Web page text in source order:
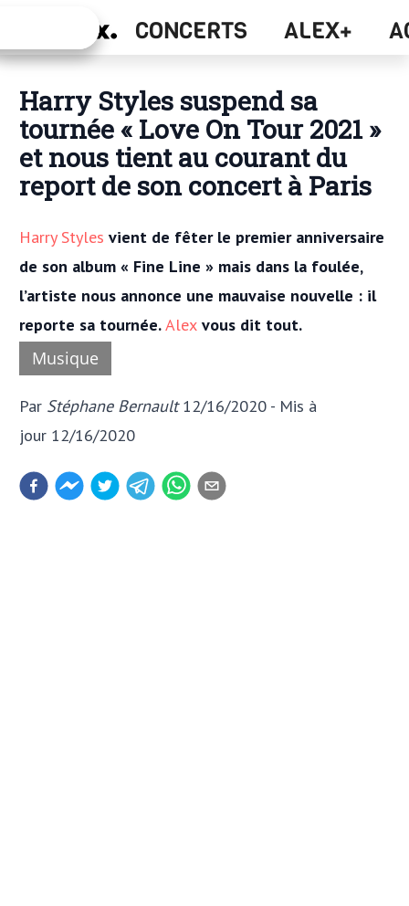
CONCERTS ALEX+
Alex+
Harry Styles suspend sa
tournée « Love On Tour 2021 »
et nous tient au courant du
report de son concert à Paris
Harry Styles vient de fêter le premier anniversaire
de son album « Fine Line » mais dans la foulée,
l’artiste nous annonce une mauvaise nouvelle : il
reporte sa tournée.Alex vous dit tout.
Musique
Par Stéphane Bernault 12/16/2020 - Mis à
jour 12/16/2020